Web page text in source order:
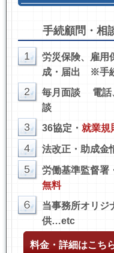
手続顧問・相
1
労災保険、雇用
成・届出
※手
2 毎月面談
電話
談
3 36協定・ 就業規
4 法改正・助成金
5
労働基準監督署
無料
６
当事務所オリジ
供…etc
料金・詳細はこち